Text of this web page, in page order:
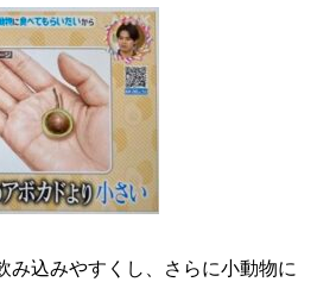
み込みやすくし、さらに小動物に